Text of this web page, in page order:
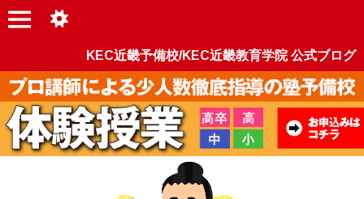
KEC近畿予備校/KEC近畿教育学院 公式ブログ